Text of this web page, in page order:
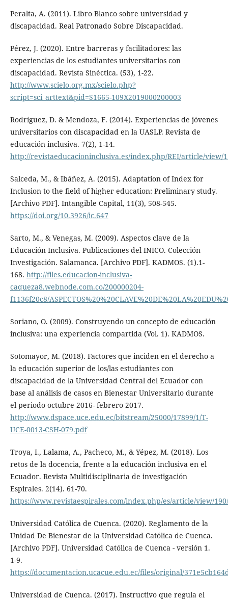
Peralta, A. (2011). Libro Blanco sobre universidad y
discapacidad. Real Patronado Sobre Discapacidad.
Pérez, J. (2020). Entre barreras y facilitadores: las
experiencias de los estudiantes universitarios con
discapacidad. Revista Sinéctica. (53), 1-22.
http://www.scielo.org.mx/scielo.php?
script=sci_arttext&pid=S1665-109X2019000200003
Rodríguez, D. & Mendoza, F. (2014). Experiencias de jóvenes
universitarios con discapacidad en la UASLP. Revista de
educación inclusiva. 7(2), 1-14.
http://revistaeducacioninclusiva.es/index.php/REI/article/view/
Salceda, M., & Ibáñez, A. (2015). Adaptation of Index for
Inclusion to the field of higher education: Preliminary study.
[Archivo PDF]. Intangible Capital, 11(3), 508-545.
https://doi.org/10.3926/ic.647
Sarto, M., & Venegas, M. (2009). Aspectos clave de la
Educación Inclusiva. Publicaciones del INICO. Colección
Investigación. Salamanca. [Archivo PDF]. KADMOS. (1).1-
168. http://files.educacion-inclusiva-
caqueza8.webnode.com.co/200000204-
f1136f20c8/
Soriano, O. (2009). Construyendo un concepto de educación
inclusiva: una experiencia compartida (Vol. 1). KADMOS.
Sotomayor, M. (2018). Factores que inciden en el derecho a
la educación superior de los/las estudiantes con
discapacidad de la Universidad Central del Ecuador con
base al análisis de casos en Bienestar Universitario durante
el periodo octubre 2016- febrero 2017.
http://www.dspace.uce.edu.ec/bitstream/25000/17899/1/T-
UCE-0013-CSH-079.pdf
Troya, I., Lalama, A., Pacheco, M., & Yépez, M. (2018). Los
retos de la docencia, frente a la educación inclusiva en el
Ecuador. Revista Multidisciplinaria de investigación
Espirales. 2(14). 61-70.
https://www.revistaespirales.com/index.php/es/article/view/
Universidad Católica de Cuenca. (2020). Reglamento de la
Unidad De Bienestar de la Universidad Católica de Cuenca.
[Archivo PDF]. Universidad Católica de Cuenca - versión 1.
1-9.
https://documentacion.ucacue.edu.ec/files/original/
Universidad de Cuenca. (2017). Instructivo que regula el